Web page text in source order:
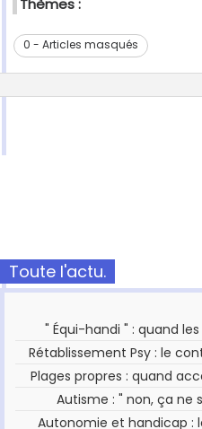
Thèmes :
0 - Articles masqués
Toute l'actu.
" Équi-handi " : quand
Rétablissement Psy : le
Plages propres : quand
Autisme : " non, ça ne
Autonomie et handicap :